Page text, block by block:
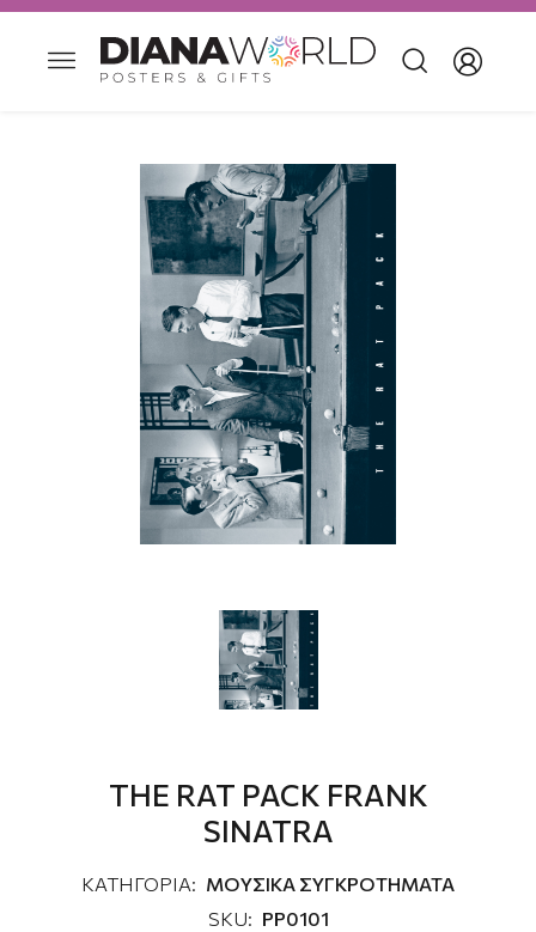
THE RAT PACK FRANK
SINATRA
ΚΑΤΗΓΟΡΙΑ: MOΥΣΙΚΑ ΣΥΓΚΡΟΤΗΜΑΤΑ
SKU: PP0101